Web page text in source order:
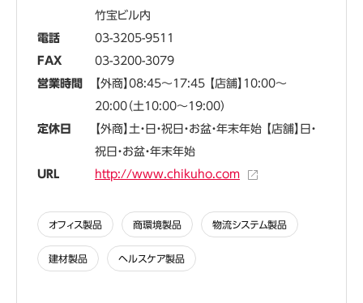
竹宝ビル内
電話
03-3205-9511
FAX
03-3200-3079
営業時間
【外商】08:45～17:45 【店舗】10:00～
20:00（土10:00～19:00）
定休日
【外商】土・日・祝日・お盆・年末年始 【店舗】日・
祝日・お盆・年末年始
URL
http://www.chikuho.com
オフィス製品 商環境製品 物流システム製品
建材製品 ヘルスケア製品